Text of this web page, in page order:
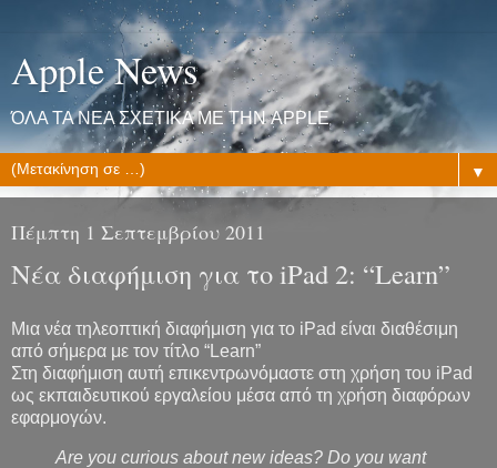
Apple News
ΌΛΑ ΤΑ ΝΕΑ ΣΧΕΤΙΚΑ ΜΕ ΤΗΝ APPLE
▼
Πέμπτη 1 Σεπτεμβρίου 2011
Νέα διαφήμιση για το iPad 2: “Learn”
Μια νέα τηλεοπτική διαφήμιση για το iPad είναι διαθέσιμη
από σήμερα με τον τίτλο “Learn”
Στη διαφήμιση αυτή επικεντρωνόμαστε στη χρήση του iPad
ως εκπαιδευτικού εργαλείου μέσα από τη χρήση διαφόρων
εφαρμογών.
Are you curious about new ideas? Do you want